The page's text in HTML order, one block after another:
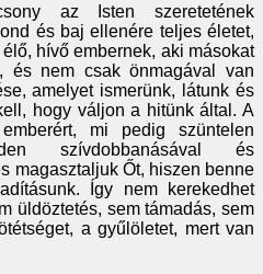
az Isten szeretetének
és baj ellenére teljes életet,
hívő embernek, aki másokat
és nem csak önmagával van
amelyet ismerünk, látunk és
hogy váljon a hitünk által. A
mi pedig szüntelen
szívdobbanásával és
magasztaljuk Őt, hiszen benne
Így nem kerekedhet
üldöztetés, sem támadás, sem
a gyűlöletet, mert van